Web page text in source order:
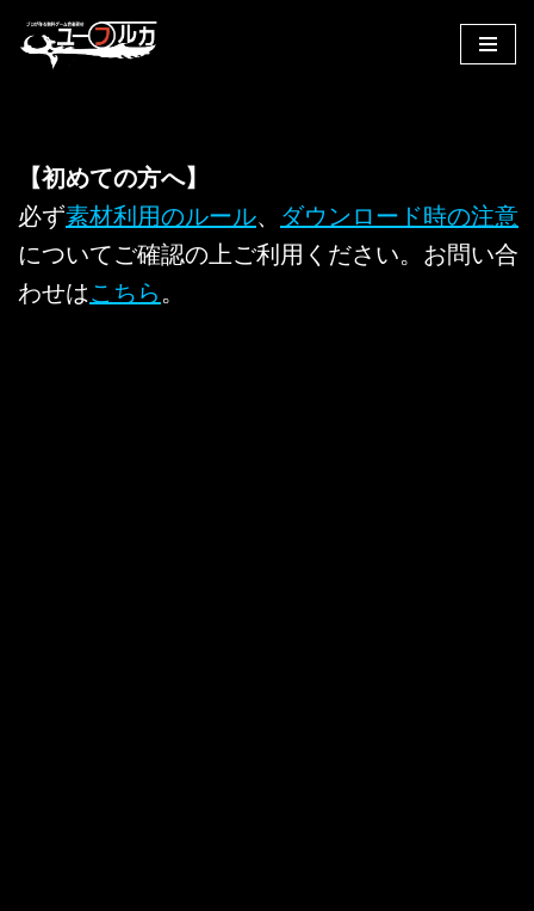
へ
キ
ッ
【初めての方へ】
必ず素材利用のルール、 ダウンロード時の注意
についてご確認の上ご利用ください。お問い合
わせはこちら 。